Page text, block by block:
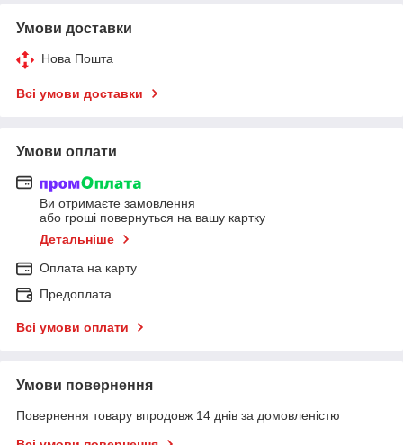
Умови доставки
Нова Пошта
Всі умови доставки
Умови оплати
Ви отримаєте замовлення
або гроші повернуться на вашу картку
Детальніше
Оплата на карту
Предоплата
Всі умови оплати
Умови повернення
Повернення товару впродовж 14 днів за домовленістю